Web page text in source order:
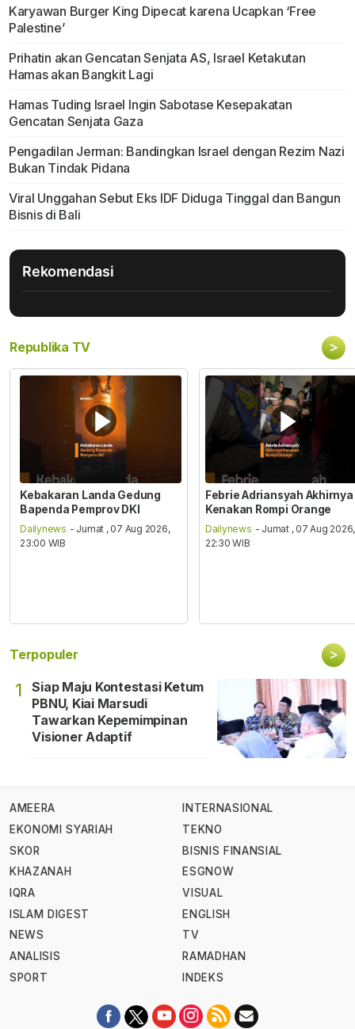
Karyawan Burger King Dipecat karena Ucapkan ‘Free
Palestine’
Prihatin akan Gencatan Senjata AS, Israel Ketakutan
Hamas akan Bangkit Lagi
Hamas Tuding Israel Ingin Sabotase Kesepakatan
Gencatan Senjata Gaza
Pengadilan Jerman: Bandingkan Israel dengan Rezim Nazi
Bukan Tindak Pidana
Viral Unggahan Sebut Eks IDF Diduga Tinggal dan Bangun
Bisnis di Bali
Rekomendasi
Republika TV >
Kebakaran Landa Gedung
Bapenda Pemprov DKI
Dailynews - Jumat , 07 Aug 2026,
23:00 WIB
Febrie Adriansyah Akhirnya
Kenakan Rompi Orange
Dailynews - Jumat , 07 Aug 2026,
22:30 WIB
Terpopuler >
1
Siap Maju Kontestasi Ketum
PBNU, Kiai Marsudi
Tawarkan Kepemimpinan
Visioner Adaptif
AMEERA
EKONOMI SYARIAH
SKOR
KHAZANAH
IQRA
ISLAM DIGEST
NEWS
ANALISIS
SPORT
INTERNASIONAL
TEKNO
BISNIS FINANSIAL
ESGNOW
VISUAL
ENGLISH
TV
RAMADHAN
INDEKS